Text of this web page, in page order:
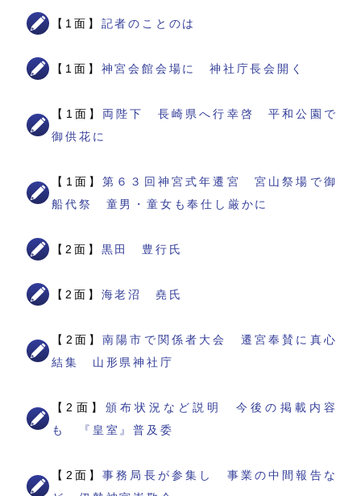
【1面】 記者のことのは
【1面】 神宮会館会場に 神社庁長会開く
【1面】 両陛下 長崎県へ行幸啓 平和公園で
御供花に
【1面】第６３回神宮式年遷宮 宮山祭場で御
船代祭 童男・童女も奉仕し厳かに
【2面】 黒田 豊行氏
【2面】 海老沼 堯氏
【2面】南陽市で関係者大会 遷宮奉賛に真心
結集 山形県神社庁
【2面】 頒布状況など説明 今後の掲載内容
も 『皇室』普及委
【2面】事務局長が参集し 事業の中間報告な